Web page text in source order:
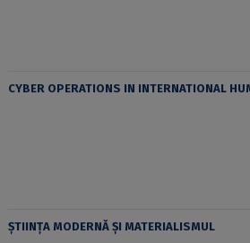
CYBER OPERATIONS IN INTERNATIONAL
ȘTIINȚA MODERNĂ ȘI MATERIALISMUL